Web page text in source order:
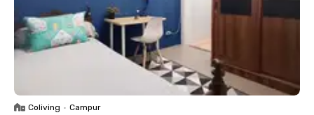
Coliving • Campur